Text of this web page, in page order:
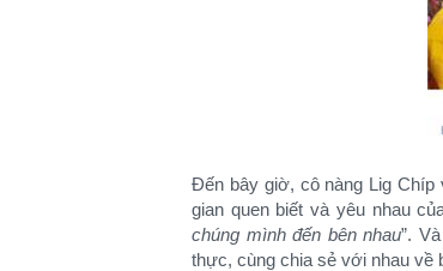
Đến bây giờ, cô nàng Lig Chíp
gian quen biết và yêu nhau
chúng mình đến bên nhau”.
thực, cùng chia sẻ với nhau về